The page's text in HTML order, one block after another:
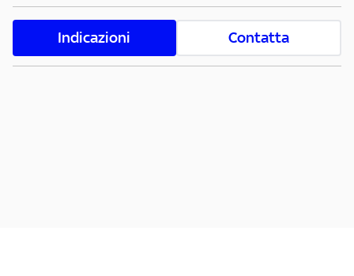
Indicazioni Contatta